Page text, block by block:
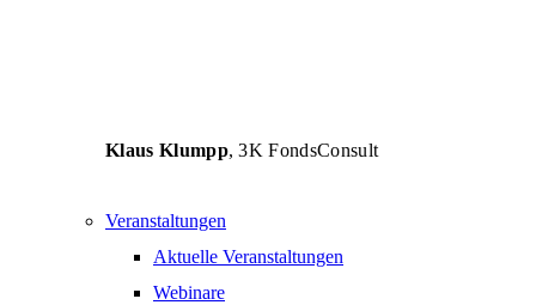
Klaus Klumpp, 3K FondsConsult
Veranstaltungen
Aktuelle Veranstaltungen
Webinare